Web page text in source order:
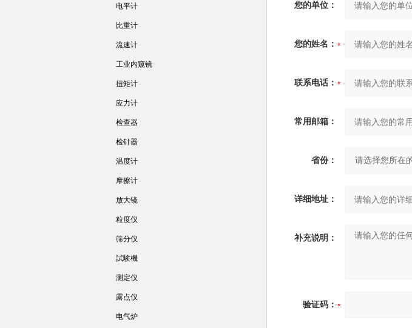
您的单位：
您的姓名：
联系电话：
常用邮箱：
省份：
详细地址：
补充说明：
验证码：
电平计
比重计
流速计
工业内窥镜
扭矩计
应力计
检查器
检针器
温度计
摩擦计
放大镜
粒度仪
筛分仪
試験機
测定仪
露点仪
电气炉